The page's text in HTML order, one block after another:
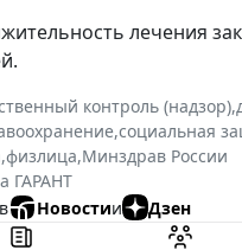
лечения
контроль (надзор),
,социальная
,физлица,Минздрав России
ГАРАНТ
Новостии Дзен